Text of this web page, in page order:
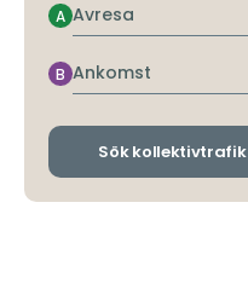
Avresa
A
Ankomst
B
Sök kollektivtrafik